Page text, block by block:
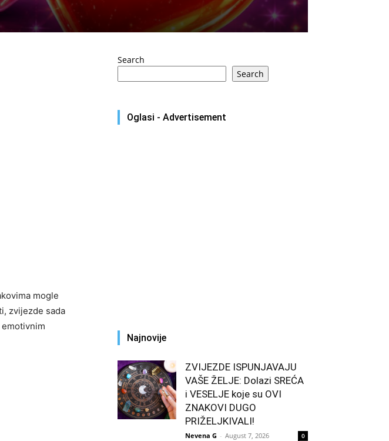
mogle
zvijezde sada
Search
Search
Oglasi - Advertisement
Najnovije
ZVIJEZDE ISPUNJAVAJU
VAŠE ŽELJE: Dolazi SREĆA
i VESELJE koje su OVI
ZNAKOVI DUGO
PRIŽELJKIVALI!
Nevena G - August 7, 2026 0